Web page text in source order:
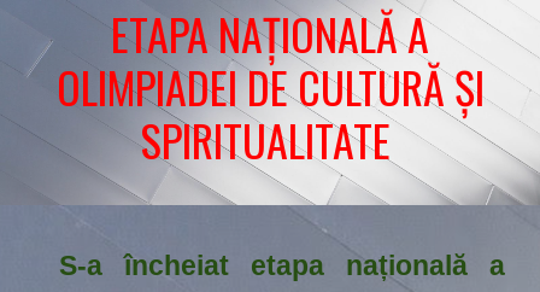
ETAPA NAȚIONALĂ A
OLIMPIADEI DE CULTURĂ ȘI
SPIRITUALITATE
S-a încheiat etapa națională a